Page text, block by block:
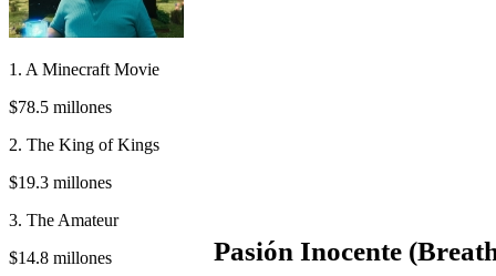
1. A Minecraft Movie
$78.5 millones
2. The King of Kings
$19.3 millones
3. The Amateur
$14.8 millones
Pasión Inocente